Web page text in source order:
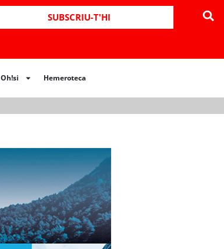
SUBSCRIU-T'HI
Oh!si Hemeroteca
Hemeroteca